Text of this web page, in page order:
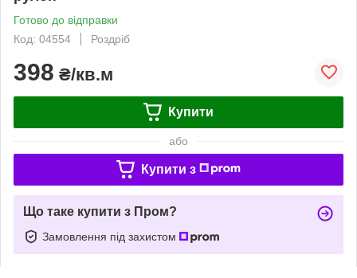
Готово до відправки
Код: 04554
Роздріб
398 ₴/кв.м
Купити
або
Купити з
Що таке купити з Пром?
Замовлення під захистом